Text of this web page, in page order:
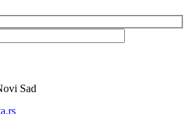
Sad